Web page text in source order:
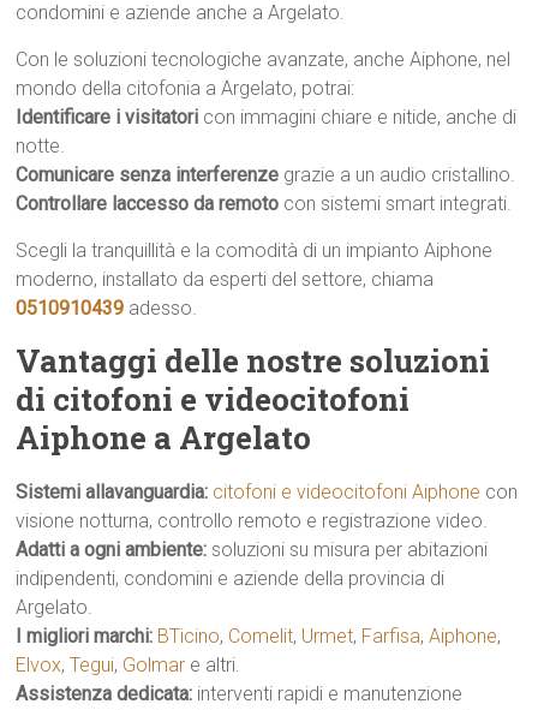
condomini e aziende anche a Argelato.
Con le soluzioni tecnologiche avanzate, anche Aiphone, nel
mondo della citofonia a Argelato, potrai:
Identificare i visitatori con immagini chiare e nitide, anche di
notte.
Comunicare senza interferenze grazie a un audio cristallino.
Controllare laccesso da remoto con sistemi smart integrati.
Scegli la tranquillità e la comodità di un impianto Aiphone
moderno, installato da esperti del settore, chiama
0510910439 adesso.
Vantaggi delle nostre soluzioni
di citofoni e videocitofoni
Aiphone a Argelato
Sistemi allavanguardia: citofoni e videocitofoni Aiphone con
visione notturna, controllo remoto e registrazione video.
Adatti a ogni ambiente: soluzioni su misura per abitazioni
indipendenti, condomini e aziende della provincia di
Argelato.
I migliori marchi: BTicino, Comelit, Urmet, Farfisa,Aiphone,
Elvox,Tegui, Golmar e altri.
Assistenza dedicata: interventi rapidi e manutenzione